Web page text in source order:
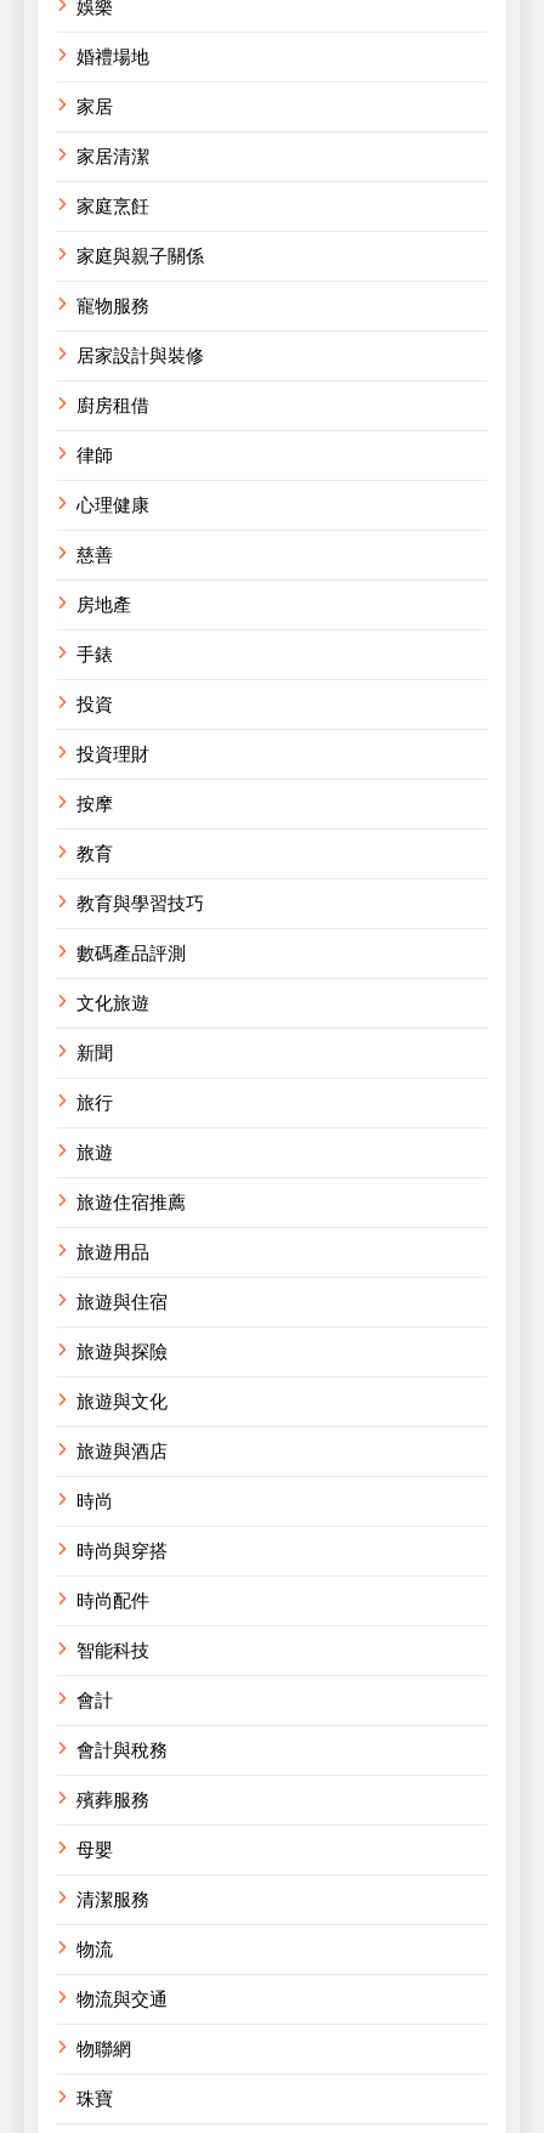
娛樂
婚禮場地
家居
家居清潔
家庭烹飪
家庭與親子關係
寵物服務
居家設計與裝修
廚房租借
律師
心理健康
慈善
房地產
手錶
投資
投資理財
按摩
教育
教育與學習技巧
數碼產品評測
文化旅遊
新聞
旅行
旅遊
旅遊住宿推薦
旅遊用品
旅遊與住宿
旅遊與探險
旅遊與文化
旅遊與酒店
時尚
時尚與穿搭
時尚配件
智能科技
會計
會計與稅務
殯葬服務
母嬰
清潔服務
物流
物流與交通
物聯網
珠寶